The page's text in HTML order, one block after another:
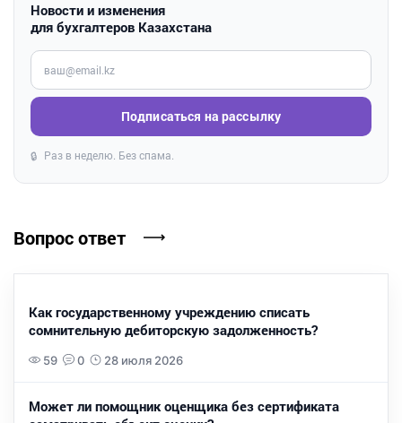
Новости и изменения
для бухгалтеров Казахстана
Введите ваш e-mail
Подписаться на рассылку
🔒 Раз в неделю. Без спама.
Вопрос ответ
Как государственному учреждению списать
сомнительную дебиторскую задолженность?
59 0 28 июля 2026
Может ли помощник оценщика без сертификата